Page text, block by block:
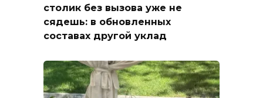
столик без вызова уже не
сядешь: в обновленных
составах другой уклад